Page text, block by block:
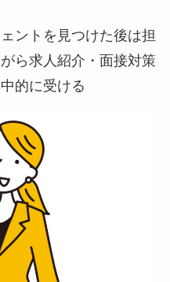
ントを見つけた後は担
ら求人紹介・面接対策
的に受ける